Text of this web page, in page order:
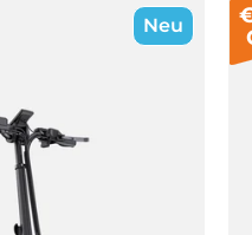
Neu